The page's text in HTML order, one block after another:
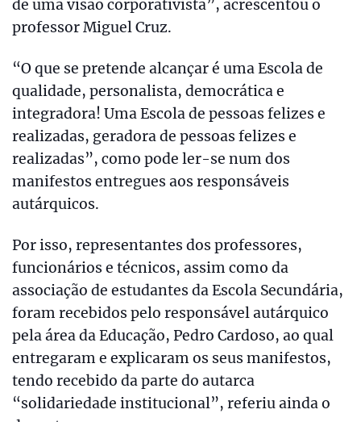
de uma visão corporativista”, acrescentou o
professor Miguel Cruz.
“O que se pretende alcançar é uma Escola de
qualidade, personalista, democrática e
integradora! Uma Escola de pessoas felizes e
realizadas, geradora de pessoas felizes e
realizadas”, como pode ler-se num dos
manifestos entregues aos responsáveis
autárquicos.
Por isso, representantes dos professores,
funcionários e técnicos, assim como da
associação de estudantes da Escola Secundária,
foram recebidos pelo responsável autárquico
pela área da Educação, Pedro Cardoso, ao qual
entregaram e explicaram os seus manifestos,
tendo recebido da parte do autarca
“solidariedade institucional”, referiu ainda o